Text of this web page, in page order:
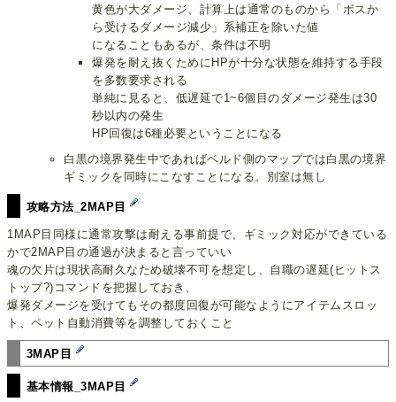
黄色が大ダメージ、計算上は通常のものから「ボスか
ら受けるダメージ減少」系補正を除いた値
になることもあるが、条件は不明
爆発を耐え抜くためにHPが十分な状態を維持する手段
を多数要求される
単純に見ると、低遅延で1~6個目のダメージ発生は30
秒以内の発生
HP回復は6種必要ということになる
白黒の境界発生中であればベルド側のマップでは白黒の境界
ギミックを同時にこなすことになる。別室は無し
攻略方法_2MAP目
1MAP目同様に通常攻撃は耐える事前提で、ギミック対応ができている
かで2MAP目の通過が決まると言っていい
魂の欠片は現状高耐久なため破壊不可を想定し、自職の遅延(ヒットス
トップ?)コマンドを把握しておき、
爆発ダメージを受けてもその都度回復が可能なようにアイテムスロッ
ト、ペット自動消費等を調整しておくこと
3MAP目
基本情報_3MAP目